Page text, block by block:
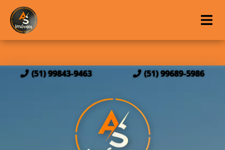
(51) 99843-9463 (51) 99689-5986